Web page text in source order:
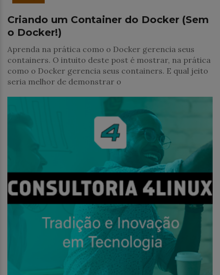
Criando um Container do Docker (Sem
o Docker!)
Aprenda na prática como o Docker gerencia seus
containers. O intuito deste post é mostrar, na prática
como o Docker gerencia seus containers. E qual jeito
seria melhor de demonstrar o